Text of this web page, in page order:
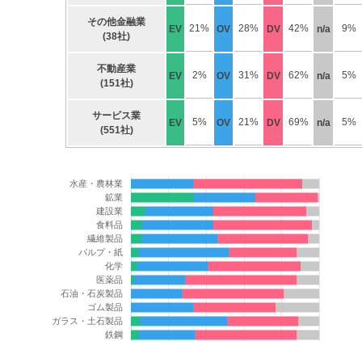
その他金融業
(38社)
EV 21% OV 28% DV 42% n/a 9%
不動産業
(151社)
EV 2% OV 31% DV 62% n/a 5%
サービス業
(551社)
EV 5% OV 21% DV 69% n/a 5%